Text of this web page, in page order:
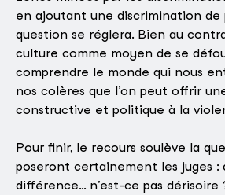
en ajoutant une discrimination de
question se réglera. Bien au
culture comme moyen de se
comprendre le monde qui nous
nos colères que l’on peut offrir
constructive et politique à la
Pour finir, le recours soulève la
poseront certainement les juges :
différence… n’est-ce pas dérisoire